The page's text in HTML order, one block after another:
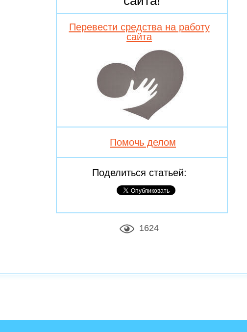
Перевести средства на работу
сайта
Помочь делом
Поделиться статьей:
1624